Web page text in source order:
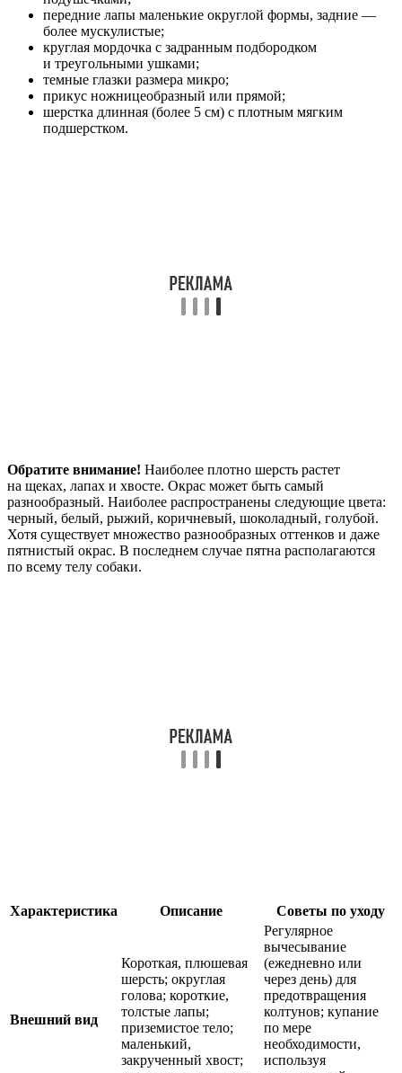
передние лапы маленькие округлой формы, задние —
более мускулистые;
круглая мордочка с задранным подбородком
и треугольными ушками;
темные глазки размера микро;
прикус ножницеобразный или прямой;
шерстка длинная (более 5 см) с плотным мягким
подшерстком.
Обратите внимание! Наиболее плотно шерсть растет
на щеках, лапах и хвосте. Окрас может быть самый
разнообразный. Наиболее распространены следующие цвета:
черный, белый, рыжий, коричневый, шоколадный, голубой.
Хотя существует множество разнообразных оттенков и даже
пятнистый окрас. В последнем случае пятна располагаются
по всему телу собаки.
Характеристика Описание Советы по уходу
Внешний вид
Короткая, плюшевая
шерсть; округлая
голова; короткие,
толстые лапы;
приземистое тело;
маленький,
закрученный хвост;
Регулярное
вычесывание
(ежедневно или
через день) для
предотвращения
колтунов; купание
по мере
необходимости,
используя